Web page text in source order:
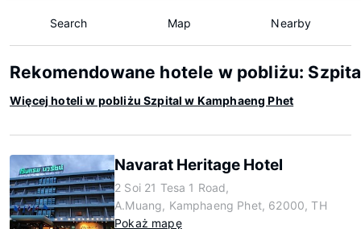
Search Map Nearby
Rekomendowane hotele w pobliżu:
Więcej hoteli w pobliżu Szpital w Kamphaeng Phet
Navarat Heritage Hotel
2 Soi 21 Tesa 1 Road,
A.Muang, Kamphaeng Phet, 62000, TH
Pokaż mapę